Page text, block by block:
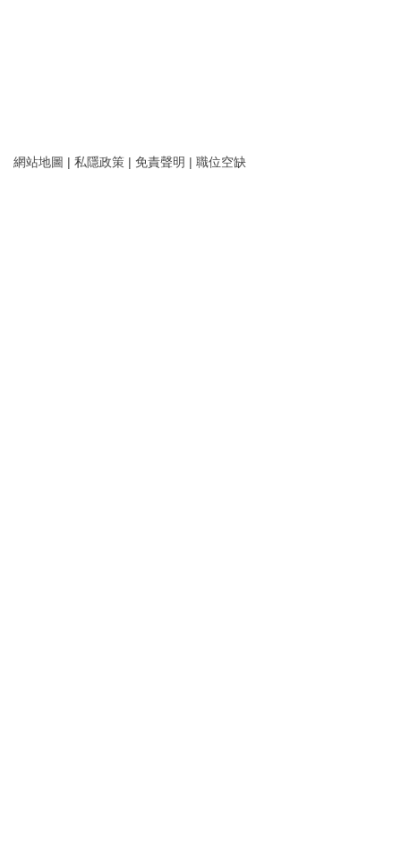
網站地圖 | 私隱政策 | 免責聲明 | 職位空缺